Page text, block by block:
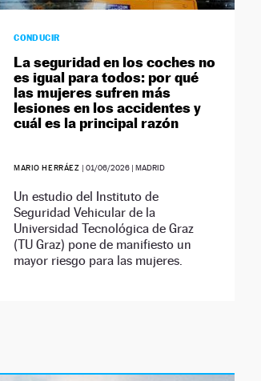
CONDUCIR
La seguridad en los coches no
es igual para todos: por qué
las mujeres sufren más
lesiones en los accidentes y
cuál es la principal razón
MARIO HERRÁEZ |01/06/2026 | MADRID
Un estudio del Instituto de
Seguridad Vehicular de la
Universidad Tecnológica de Graz
(TU Graz) pone de manifiesto un
mayor riesgo para las mujeres.